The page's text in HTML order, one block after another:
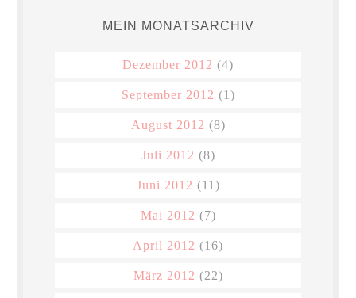
MEIN MONATSARCHIV
Dezember 2012 (4)
September 2012 (1)
August 2012 (8)
Juli 2012 (8)
Juni 2012 (11)
Mai 2012 (7)
April 2012 (16)
März 2012 (22)